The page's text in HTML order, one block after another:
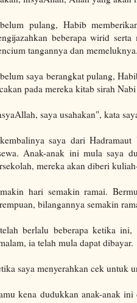
pulang, Habib
beberapa wirid
tangannya dan memeluknya.
saya berangkat pulang,
pada mereka kitab sirah
saya usahakan", kata
saya dari
Anak-anak ini mula saya
mereka akan diberi
hari semakin ramai.
bilangannya semakin
berlalu beberapa ketika
ia telah mula dapat dibayar.
saya menyerahkan cek untuk
kena dudukkan anak-anak